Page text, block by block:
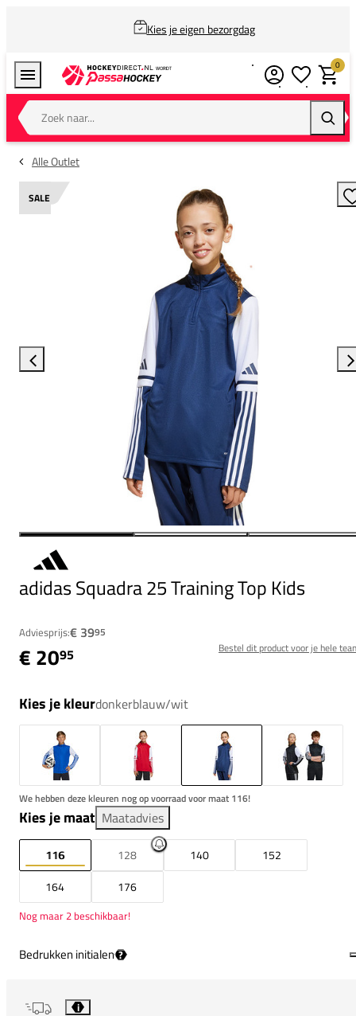
Kies je eigen bezorgdag
Zoek naar...
0
Alle Outlet
SALE
adidas Squadra 25 Training Top Kids
Adviesprijs:€ 3995
€ 2095 Bestel dit product voor je hele
Kies je kleurdonkerblauw/wit
We hebben deze kleuren nog op voorraad voor maat 116!
Kies je maat Maatadvies
116 128 140
152
164
176
Nog maar 2 beschikbaar!
Bedrukken initialen ?
i